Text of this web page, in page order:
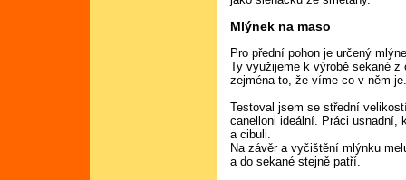
Mlýnek na maso
Pro přední pohon je určený
Ty využijeme k výrobě sekané
zejména to, že víme co v něm
Testoval jsem se střední
canelloni ideální. Práci usnadní,
a cibuli.
Na závěr a vyčištění mlýnku
a do sekané stejně patří.